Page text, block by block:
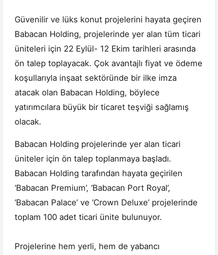
Güvenilir ve lüks konut projelerini hayata geçiren
Babacan Holding, projelerinde yer alan tüm ticari
üniteleri için 22 Eylül- 12 Ekim tarihleri arasında
ön talep toplayacak. Çok avantajlı fiyat ve ödeme
koşullarıyla inşaat sektöründe bir ilke imza
atacak olan Babacan Holding, böylece
yatırımcılara büyük bir ticaret teşviği sağlamış
olacak.
Babacan Holding projelerinde yer alan ticari
üniteler için ön talep toplanmaya başladı.
Babacan Holding tarafından hayata geçirilen
‘Babacan Premium’, ‘Babacan Port Royal’,
‘Babacan Palace’ ve ‘Crown Deluxe’ projelerinde
toplam 100 adet ticari ünite bulunuyor.
Projelerine hem yerli, hem de yabancı